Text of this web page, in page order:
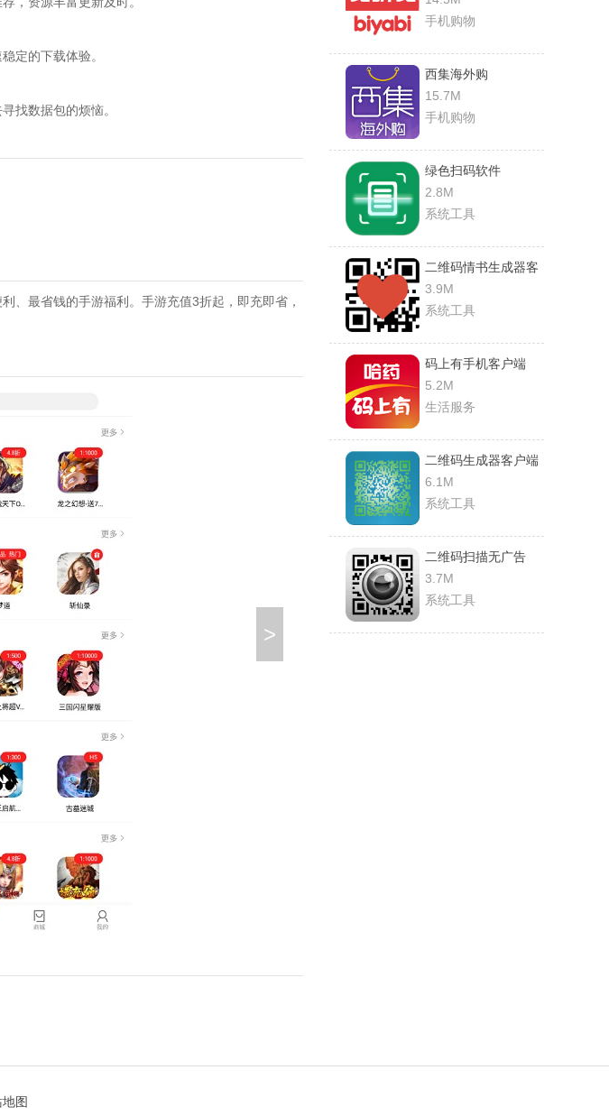
定的下载体验。
找数据包的烦恼。
、最省钱的手游福利。手游充值3折起，即充即省，
>
手机购物
西集海外购
15.7M
手机购物
绿色扫码软件
2.8M
系统工具
二维码情书生成器客
户端(love letter
qrcode)
3.9M
系统工具
码上有手机客户端
5.2M
生活服务
二维码生成器客户端
6.1M
系统工具
二维码扫描无广告
3.7M
系统工具
地图